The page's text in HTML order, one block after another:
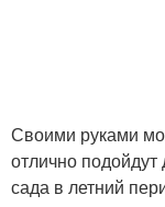
Своими руками
отлично
сада в летний